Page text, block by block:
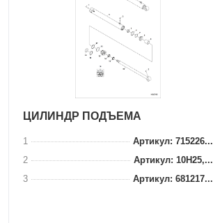
ЦИЛИНДР ПОДЪЕМА
1
Артикул: 715226...
2
Артикул: 10H25,...
3
Артикул: 681217...